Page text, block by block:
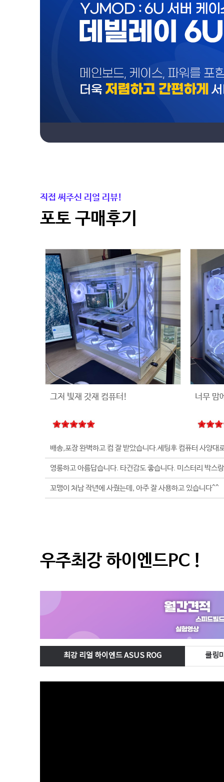
직접 써주신 리얼 리뷰!
포토 구매후기
그저 빛재 갓재 컴퓨터! 너무 맘
꼬맹이 처남 작년에 사줬는데, 아주 잘 사용하고 있습니다^^
우주최강 하이엔드PC !
최강 리얼 하이엔드 ASUS ROG 쿨링